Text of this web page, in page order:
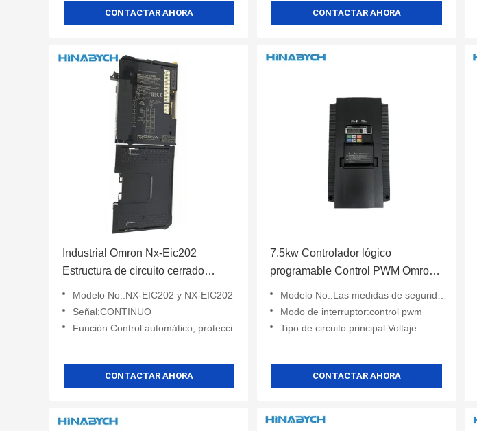
CONTACTAR AHORA CONTACTAR AHORA
Industrial Omron Nx-Eic202
Estructura de circuito cerrado
Modelo No.:NX-EIC202 y NX-EIC202
Señal:CONTINUO
Función:Control automático, protección, monitoreo
CONTACTAR AHORA
7.5kw Controlador lógico
programable Control PWM Omron
Modelo No.:Las medidas de seguridad se aplicarán a los vehículos de las categorías M1 y M2.
Modo de interruptor:control pwm
Tipo de circuito principal:Voltaje
CONTACTAR AHORA